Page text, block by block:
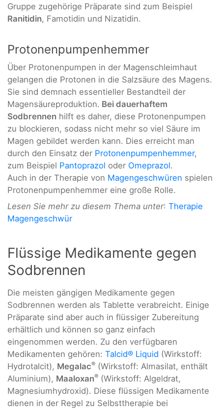
Gruppe zugehörige Präparate sind zum Beispiel
Ranitidin, Famotidin und Nizatidin.
Protonenpumpenhemmer
Über Protonenpumpen in der Magenschleimhaut
gelangen die Protonen in die Salzsäure des Magens.
Sie sind demnach essentieller Bestandteil der
Magensäureproduktion. Bei dauerhaftem
Sodbrennen hilft es daher, diese Protonenpumpen
zu blockieren, sodass nicht mehr so viel Säure im
Magen gebildet werden kann. Dies erreicht man
durch den Einsatz der Protonenpumpenhemmer,
zum Beispiel Pantoprazol oder Omeprazol.
Auch in der Therapie von Magengeschwüren spielen
Protonenpumpenhemmer eine große Rolle.
Lesen Sie mehr zu diesem Thema unter: Therapie
Magengeschwür
Flüssige Medikamente gegen
Sodbrennen
Die meisten gängigen Medikamente gegen
Sodbrennen werden als Tablette verabreicht. Einige
Präparate sind aber auch in flüssiger Zubereitung
erhältlich und können so ganz einfach
eingenommen werden. Zu den verfügbaren
Medikamenten gehören: Talcid® Liquid (Wirkstoff:
Hydrotalcit), Megalac® (Wirkstoff: Almasilat, enthält
Aluminium), Maaloxan® (Wirkstoff: Algeldrat,
Magnesiumhydroxid). Diese flüssigen Medikamente
dienen in der Regel zu Selbsttherapie bei